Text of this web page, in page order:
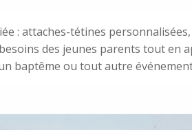
: attaches-tétines
des jeunes parents tout en
baptême ou tout autre